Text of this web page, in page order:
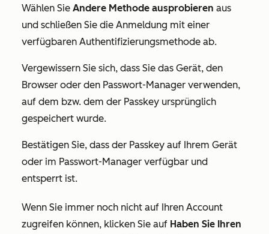
Wählen Sie Andere Methode ausprobieren aus
und schließen Sie die Anmeldung mit einer
verfügbaren Authentifizierungsmethode ab.
Vergewissern Sie sich, dass Sie das Gerät, den
Browser oder den Passwort-Manager verwenden,
auf dem bzw. dem der Passkey ursprünglich
gespeichert wurde.
Bestätigen Sie, dass der Passkey auf Ihrem Gerät
oder im Passwort-Manager verfügbar und
entsperrt ist.
Wenn Sie immer noch nicht auf Ihren Account
zugreifen können, klicken Sie auf Haben Sie Ihren